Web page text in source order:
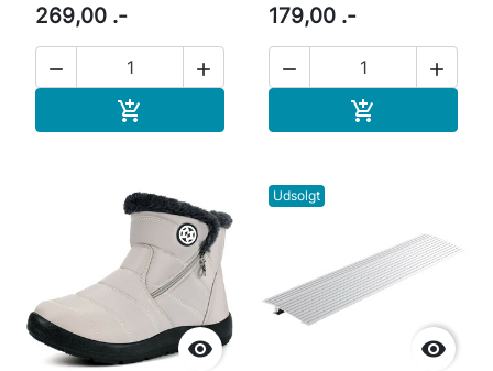
269,00 .-
 

179,00 .-
 


Udsolgt
